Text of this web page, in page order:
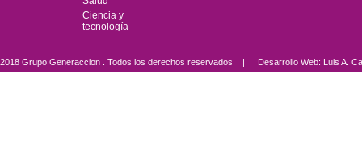
Ciencia y
tecnología
2018 Grupo Generaccion . Todos los derechos reservados | Desarrollo Web: Luis